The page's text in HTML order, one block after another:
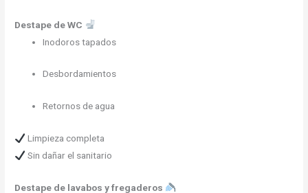
Destape de WC
Inodoros tapados
Desbordamientos
Retornos de agua
Limpieza completa
Sin dañar el sanitario
Destape de lavabos y fregaderos